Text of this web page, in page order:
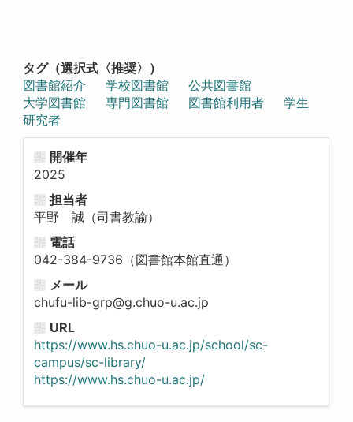
タグ（選択式〈推奨〉）
図書館紹介
学校図書館
公共図書館
大学図書館
専門図書館 図書館利用者
学生
研究者
開催年
2025
担当者
平野 誠（司書教諭）
電話
042-384-9736（図書館本館直通）
メール
chufu-lib-grp@g.chuo-u.ac.jp
URL
https://www.hs.chuo-u.ac.jp/school/sc-
campus/sc-library/
https://www.hs.chuo-u.ac.jp/